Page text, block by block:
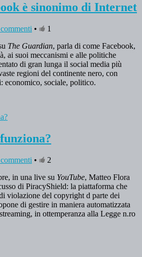
è sinonimo di Internet
•
1
The Guardian, parla di come Facebook,
ai suoi meccanismi e alle politiche
di gran lunga il social media più
regioni del continente nero, con
economico, sociale, politico.
•
2
in una live su YouTube, Matteo Flora
di PiracyShield: la piattaforma che
violazione del copyright d parte dei
di gestire in maniera automatizzata
in ottemperanza alla Legge n.ro